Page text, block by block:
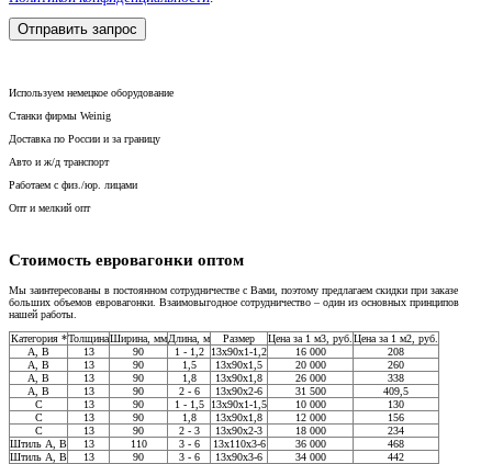
Используем немецкое оборудование
Станки фирмы Weinig
Доставка по России и за границу
Авто и ж/д транспорт
Работаем с физ./юр. лицами
Опт и мелкий опт
Стоимость евровагонки оптом
Мы заинтересованы в постоянном сотрудничестве с Вами, поэтому предлагаем скидки при заказе
больших объемов евровагонки. Взаимовыгодное сотрудничество – один из основных принципов
нашей работы.
Категория *ТолщинаШирина, ммДлина, м Размер Цена за 1 м3, руб. Цена за 1 м2, руб.
A, В
13 90 1 - 1,2 13x90x1-1,2 16 000
208
A, В
13 90 1,5 13x90x1,5 20 000
260
A, В
13 90 1,8 13x90x1,8 26 000
338
A, В
13 90 2 - 6 13x90x2-6 31 500
409,5
C
13 90 1 - 1,5 13x90x1-1,5 10 000
130
С
13 90 1,8 13x90x1,8 12 000
156
C
13 90 2 - 3 13x90x2-3 18 000
234
Штиль А, В
13 110 3 - 6 13x110x3-6 36 000
468
Штиль А, В
13 90 3 - 6 13x90x3-6 34 000
442